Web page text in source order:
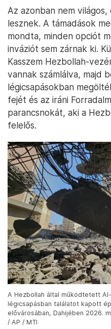
Az azonban nem
lesznek. A támadások
mondta, minden opciót
inváziót sem zárnak ki.
Kasszem Hezbollah-
vannak számlálva, majd
légicsapásokban
fejét és az iráni
parancsnokát, aki a
felelős.
A Hezbollah által működtetett
légicsapásban találatot kapott
elővárosában, Dahijében 2026.
/ AP / MTI